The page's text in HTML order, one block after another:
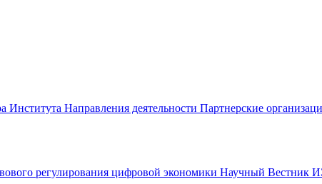
Института Направления деятельности Партнерские
регулирования цифровой экономики Научный Вестник